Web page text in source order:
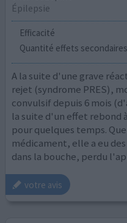
Épilepsie
Efficacité
Quantité effets secondaires
A la suite d'une grave
rejet (syndrome PRES),
convulsif depuis 6 mois
la suite d'un effet
pour quelques temps.
médicament, elle a eu
dans la bouche, perdu
votre avis